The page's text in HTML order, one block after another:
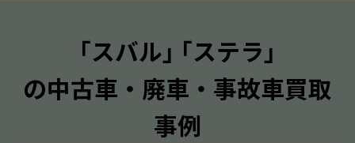
｢スバル｣ ｢ステラ｣
の中古車・廃車・事故車買取
事例